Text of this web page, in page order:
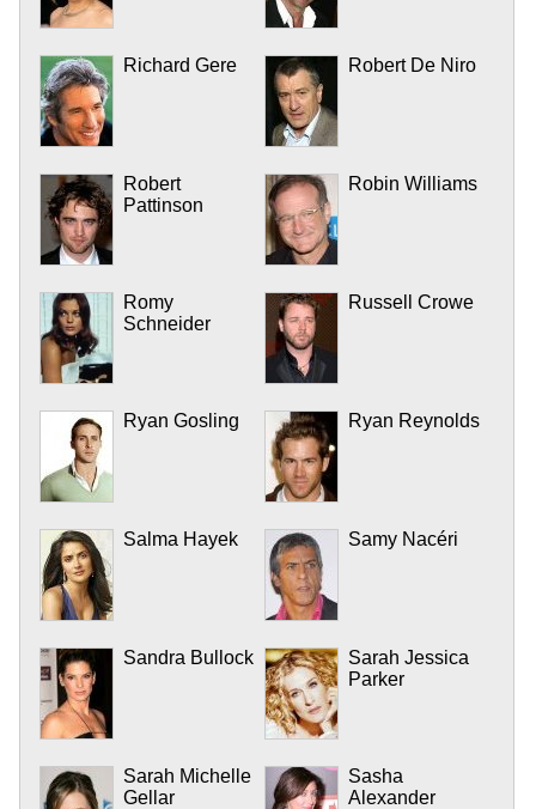
Richard Gere Robert De Niro
Robert
Pattinson
Robin Williams
Romy
Schneider
Russell Crowe
Ryan Gosling Ryan Reynolds
Salma Hayek Samy Nacéri
Sandra Bullock
Sarah Jessica
Parker
Sarah Michelle
Gellar
Sasha
Alexander